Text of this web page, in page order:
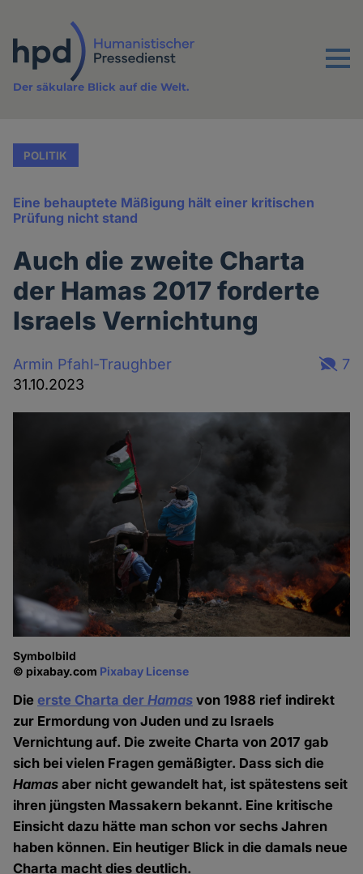
Inhalt
Menu
Der säkulare Blick auf die Welt.
POLITIK
Eine behauptete Mäßigung hält einer kritischen
Prüfung nicht stand
Auch die zweite Charta
der Hamas 2017 forderte
Israels Vernichtung
Armin Pfahl-Traughber
31.10.2023
7
Symbolbild
© pixabay.com Pixabay License
Dieerste Charta derHamas von 1988 rief indirekt
zur Ermordung von Juden und zu Israels
Vernichtung auf. Die zweite Charta von 2017 gab
sich bei vielen Fragen gemäßigter. Dass sich die
Hamas aber nicht gewandelt hat, ist spätestens seit
ihren jüngsten Massakern bekannt. Eine kritische
Einsicht dazu hätte man schon vor sechs Jahren
haben können. Ein heutiger Blick in die damals neue
Charta macht dies deutlich.